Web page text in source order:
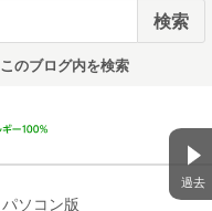
過去
このブログ内を検索
パソコン版